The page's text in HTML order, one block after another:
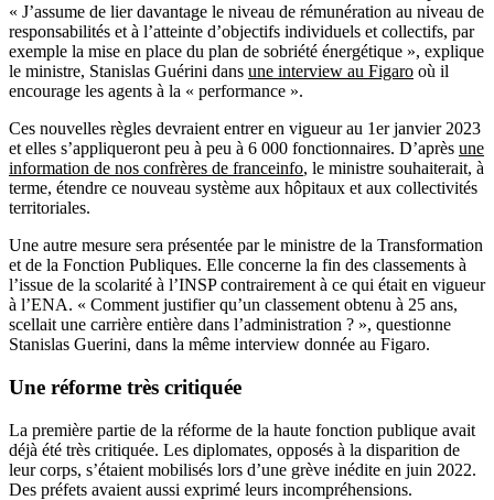
« J’assume de lier davantage le niveau de rémunération au niveau de
responsabilités et à l’atteinte d’objectifs individuels et collectifs, par
exemple la mise en place du plan de sobriété énergétique », explique
le ministre, Stanislas Guérini dans une interview au Figaro où il
encourage les agents à la « performance ».
Ces nouvelles règles devraient entrer en vigueur au 1er janvier 2023
et elles s’appliqueront peu à peu à 6 000 fonctionnaires. D’après une
information de nos confrères de franceinfo, le ministre souhaiterait, à
terme, étendre ce nouveau système aux hôpitaux et aux collectivités
territoriales.
Une autre mesure sera présentée par le ministre de la Transformation
et de la Fonction Publiques. Elle concerne la fin des classements à
l’issue de la scolarité à l’INSP contrairement à ce qui était en vigueur
à l’ENA. « Comment justifier qu’un classement obtenu à 25 ans,
scellait une carrière entière dans l’administration ? », questionne
Stanislas Guerini, dans la même interview donnée au Figaro.
Une réforme très critiquée
La première partie de la réforme de la haute fonction publique avait
déjà été très critiquée. Les diplomates, opposés à la disparition de
leur corps, s’étaient mobilisés lors d’une grève inédite en juin 2022.
Des préfets avaient aussi exprimé leurs incompréhensions.